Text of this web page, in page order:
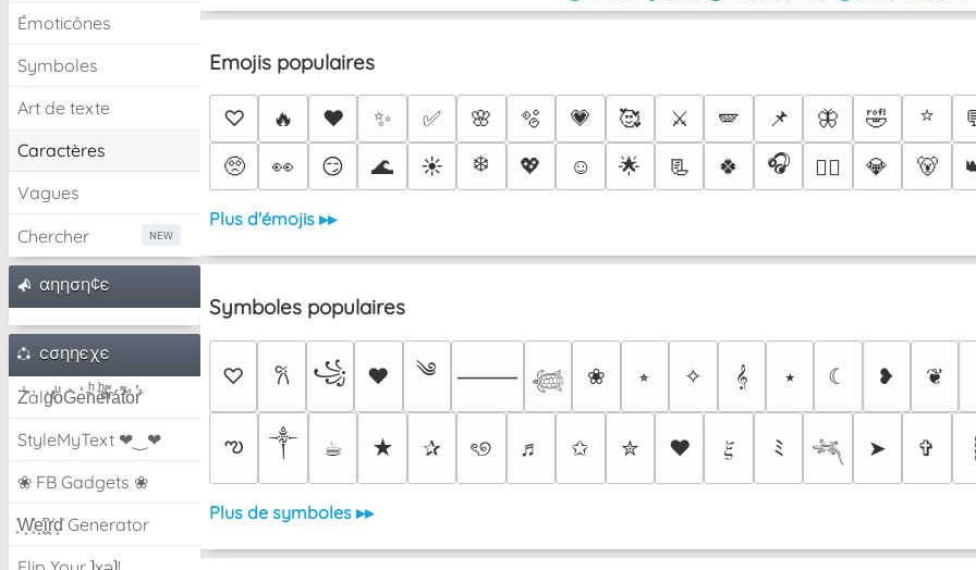
Émoticônes
Symboles
Art de texte
Caractères
Vagues
Chercher
αηηση¢є
cσηηєχє
Z̾̽ảlg̀͐ͭ̽oͧG̀e̒̃nͪȅͪͫ̏̐r͌̑á͑t͌̑͛o̊r̓̐
StyleMyText ❤‿❤
❀ FB Gadgets ❀
͕͗W͕͕͗͗e͕͕͗͗i͕͕͗͗r͕͗d͕͗ Generator
Emojis populaires
♡ 🔥 ❤️ ✨ ✅ 🌸 🫧 💗 🥰 ⚔️ 🪽 📌 🦋 🤣 ⭐
🥺
👀 😏 🌊 ☀️ ❄️ 💖 ☺️ 🌟 📃 🍀 🎧 ❤️‍🔥 💎 🐻
Plus d'émojis ▸▸
Symboles populaires
♡ 𐙚 ꧁ ♥ ༄ ⸻ 𓆉 ❀ ⭒ ✧ 𝄞 ⭑ ☾ ❥ ❦
ఌ ༒︎ ☕︎ ★ ✰ ৎ୭ ♬ ✩ ✮ ❤ 𝜉 ﾐ 𓆈 ➤ ✞ ┊
Plus de symboles ▸▸